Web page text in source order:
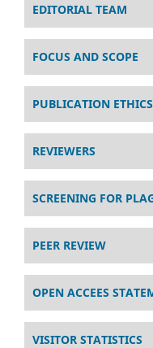
EDITORIAL TEAM
FOCUS AND SCOPE
PUBLICATION ETHICS
REVIEWERS
SCREENING FOR
PEER REVIEW
OPEN ACCEES
VISITOR STATISTICS